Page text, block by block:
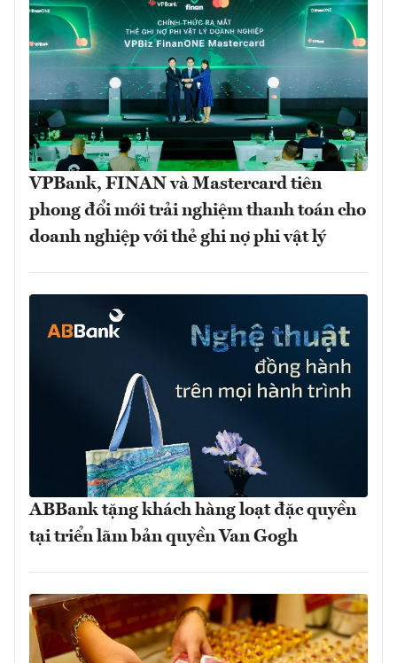
VPBank, FINAN và Mastercard tiên
phong đổi mới trải nghiệm thanh toán cho
doanh nghiệp với thẻ ghi nợ phi vật lý
ABBank tặng khách hàng loạt đặc quyền
tại triển lãm bản quyền Van Gogh